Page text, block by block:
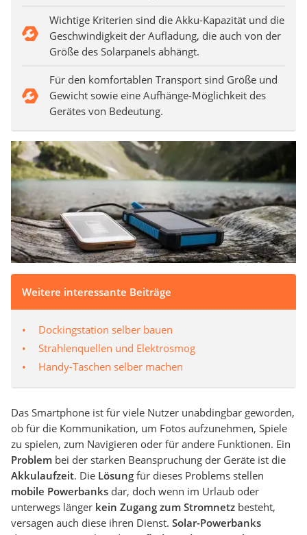
Wichtige Kriterien sind die Akku-Kapazität und die
Geschwindigkeit der Aufladung, die auch von der
Größe des Solarpanels abhängt.
Für den komfortablen Transport sind Größe und
Gewicht sowie eine Aufhänge-Möglichkeit des
Gerätes von Bedeutung.
Weitere interessante Beiträge
Dockingstation selber bauen
Strahlenquellen und Elektrosmog
Handy-Taschen selber machen
Das Smartphone ist für viele Nutzer unabdingbar geworden,
ob für die Kommunikation, um Fotos aufzunehmen, Spiele
zu spielen, zum Navigieren oder für andere Funktionen. Ein
Problem bei der starken Beanspruchung der Geräte ist die
Akkulaufzeit. Die Lösung für dieses Problems stellen
mobile Powerbanks dar, doch wenn im Urlaub oder
unterwegs länger kein Zugang zum Stromnetz besteht,
versagen auch diese ihren Dienst. Solar-Powerbanks